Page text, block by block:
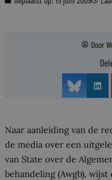
Door
Naar aanleiding van de
de media over een
van State over de
behandeling (Awgb),